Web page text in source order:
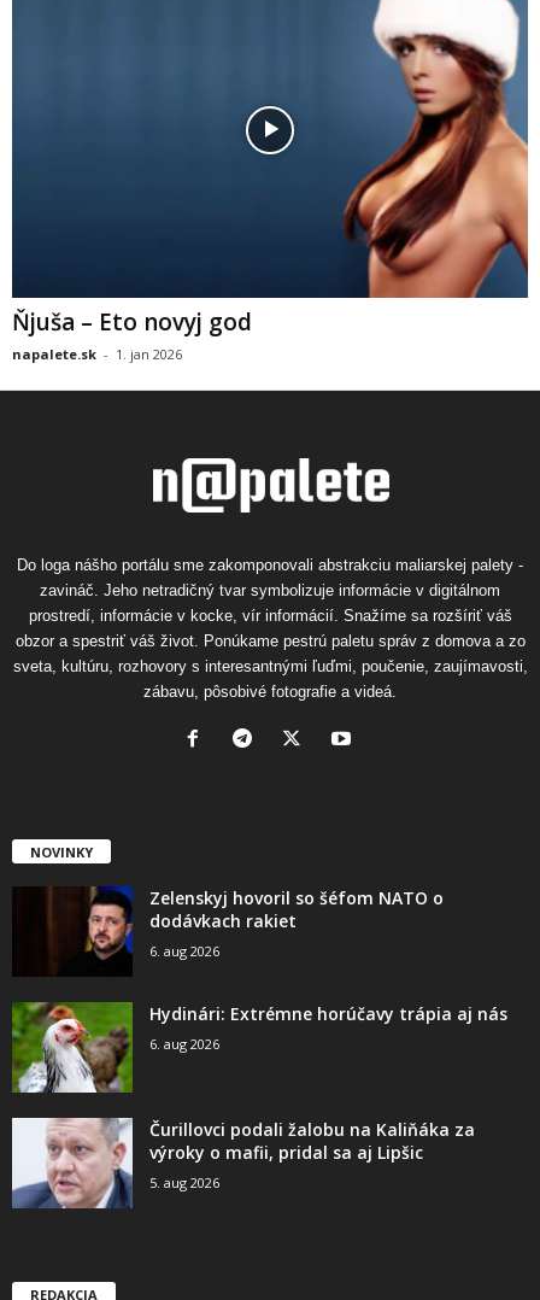
Ňjuša – Eto novyj god
napalete.sk - 1. jan 2026
Do loga nášho portálu sme zakomponovali abstrakciu maliarskej palety -
zavináč. Jeho netradičný tvar symbolizuje informácie v digitálnom
prostredí, informácie v kocke, vír informácií. Snažíme sa rozšíriť váš
obzor a spestriť váš život. Ponúkame pestrú paletu správ z domova a zo
sveta, kultúru, rozhovory s interesantnými ľuďmi, poučenie, zaujímavosti,
zábavu, pôsobivé fotografie a videá.
NOVINKY
Zelenskyj hovoril so šéfom NATO o
dodávkach rakiet
6. aug 2026
Hydinári: Extrémne horúčavy trápia aj nás
6. aug 2026
Čurillovci podali žalobu na Kaliňáka za
výroky o mafii, pridal sa aj Lipšic
5. aug 2026
REDAKCIA